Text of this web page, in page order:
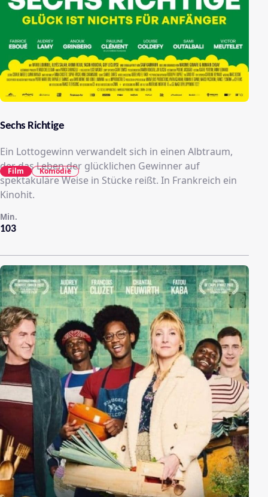
Sechs Richtige
Ein Lottogewinn verwandelt sich in einen Albtraum,
der das Leben der glücklichen Gewinner auf
spektakuläre Weise in Stücke reißt. In Frankreich ein
Kinohit.
103
Min.
Film Komödie